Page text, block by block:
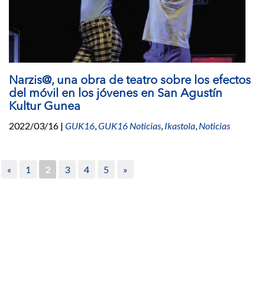
Narzis@, una obra de teatro sobre los efectos
del móvil en los jóvenes en San Agustín
Kultur Gunea
2022/03/16 | GUK16,GUK16 Noticias, Ikastola, Noticias
« 1 2 3 4 5 »